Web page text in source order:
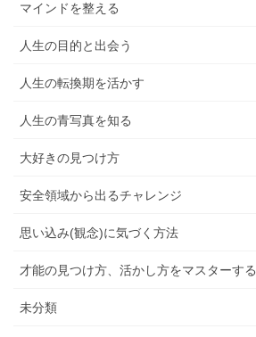
マインドを整える
人生の目的と出会う
人生の転換期を活かす
人生の青写真を知る
大好きの見つけ方
安全領域から出るチャレンジ
思い込み(観念)に気づく方法
才能の見つけ方、活かし方をマスターする
未分類